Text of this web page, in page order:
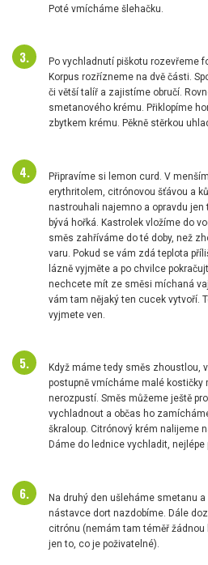
Poté vmícháme šlehačku.
Po vychladnutí piškotu rozevřeme
Korpus rozřízneme na dvě části.
či větší talíř a zajistíme obručí.
smetanového krému. Přiklopíme
zbytkem krému. Pěkně stěrkou
Připravíme si lemon curd. V
erythritolem, citrónovou šťávou a
nastrouhali najemno a opravdu jen
bývá hořká. Kastrolek vložíme do
směs zahříváme do té doby, než
varu. Pokud se vám zdá teplota
lázně vyjměte a po chvilce
nechcete mít ze směsi míchaná
vám tam nějaký ten cucek vytvoří.
vyjmete ven.
Když máme tedy směs zhoustlou,
postupně vmícháme malé kostičky
nerozpustí. Směs můžeme ještě
vychladnout a občas ho
škraloup. Citrónový krém nalijeme
Dáme do lednice vychladit, nejlépe
Na druhý den ušleháme smetanu
nástavce dort nazdobíme. Dále
citrónu (nemám tam téměř žádnou
jen to, co je poživatelné).